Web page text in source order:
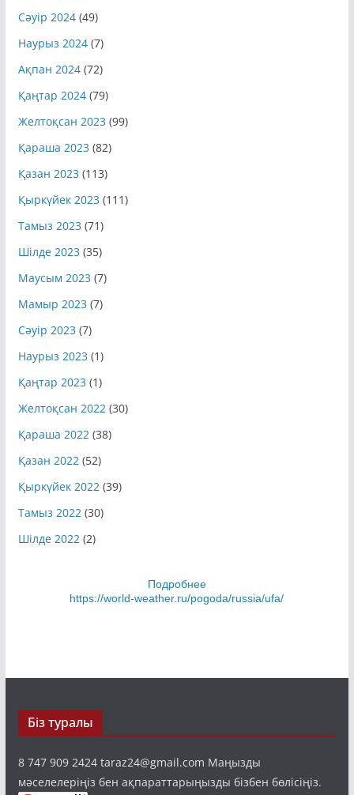
Сәуір 2024(49)
Наурыз 2024(7)
Ақпан 2024(72)
Қаңтар 2024(79)
Желтоқсан 2023 (99)
Қараша 2023 (82)
Қазан 2023 (113)
Қыркүйек 2023 (111)
Тамыз 2023 (71)
Шілде 2023 (35)
Маусым 2023 (7)
Мамыр 2023 (7)
Сәуір 2023 (7)
Наурыз 2023 (1)
Қаңтар 2023 (1)
Желтоқсан 2022(30)
Қараша 2022(38)
Қазан 2022(52)
Қыркүйек 2022(39)
Тамыз 2022(30)
Шілде 2022(2)
Подробнее
https://world-weather.ru/pogoda/russia/ufa/
Біз туралы
8 747 909 2424 taraz24@gmail.com Маңызды
мәселелеріңіз бен ақпараттарыңызды бізбен бөлісіңіз.